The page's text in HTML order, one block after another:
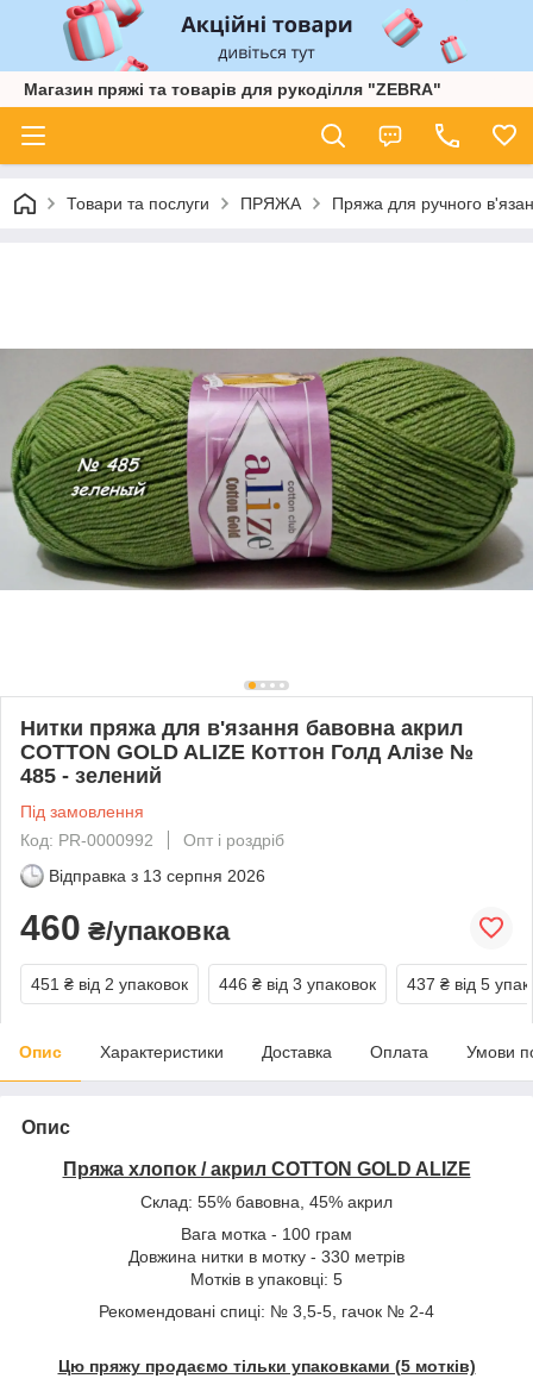
Магазин пряжі та товарів для рукоділля "ZEBRA"
Товари та послуги ПРЯЖА Пряжа для ручного
Нитки пряжа для в'язання бавовна акрил
COTTON GOLD ALIZE Коттон Голд Алізе №
485 - зелений
Під замовлення
Код: PR-0000992
Опт і роздріб
Відправка з 13 серпня 2026
460 ₴/упаковка
451 ₴ від 2 упаковок 446 ₴ від 3 упаковок 437 ₴ від 5
Опис Характеристики Доставка Оплата Умови
Опис
Пряжа хлопок / акрил COTTON GOLD ALIZE
Склад: 55% бавовна, 45% акрил
Вага мотка - 100 грам
Довжина нитки в мотку - 330 метрів
Мотків в упаковці: 5
Рекомендовані спиці: № 3,5-5, гачок № 2-4
Цю пряжу продаємо тільки упаковками (5 мотків)